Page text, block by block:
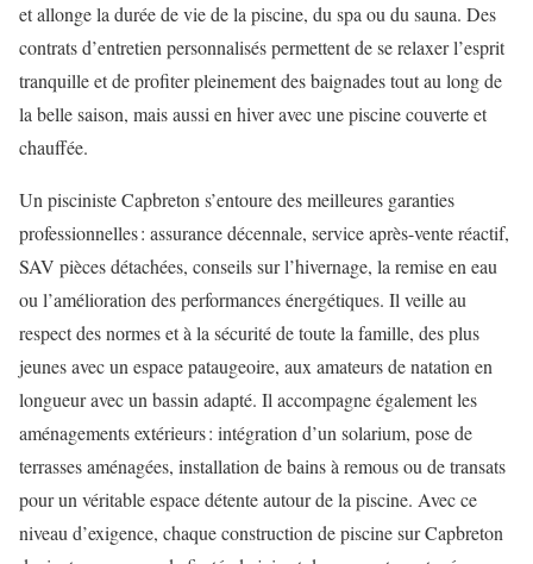
et allonge la durée de vie de la piscine, du spa ou du sauna. Des
contrats d’entretien personnalisés permettent de se relaxer l’esprit
tranquille et de profiter pleinement des baignades tout au long de
la belle saison, mais aussi en hiver avec une piscine couverte et
chauffée.
Un pisciniste Capbreton s’entoure des meilleures garanties
professionnelles : assurance décennale, service après-vente réactif,
SAV pièces détachées, conseils sur l’hivernage, la remise en eau
ou l’amélioration des performances énergétiques. Il veille au
respect des normes et à la sécurité de toute la famille, des plus
jeunes avec un espace pataugeoire, aux amateurs de natation en
longueur avec un bassin adapté. Il accompagne également les
aménagements extérieurs : intégration d’un solarium, pose de
terrasses aménagées, installation de bains à remous ou de transats
pour un véritable espace détente autour de la piscine. Avec ce
niveau d’exigence, chaque construction de piscine sur Capbreton